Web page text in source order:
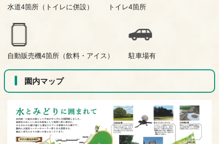
水道4箇所（トイレに併設） トイレ4箇所
自動販売機4箇所（飲料・アイス） 駐車場有
園内マップ